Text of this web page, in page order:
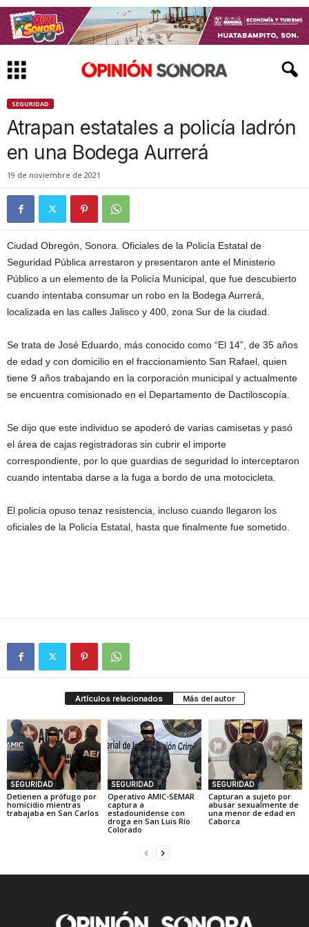
SEGURIDAD
Atrapan estatales a policía ladrón
en una Bodega Aurrerá
19 de noviembre de 2021
Ciudad Obregón, Sonora. Oficiales de la Policía Estatal de
Seguridad Pública arrestaron y presentaron ante el Ministerio
Público a un elemento de la Policía Municipal, que fue descubierto
cuando intentaba consumar un robo en la Bodega Aurrerá,
localizada en las calles Jalisco y 400, zona Sur de la ciudad.
Se trata de José Eduardo, más conocido como “El 14”, de 35 años
de edad y con domicilio en el fraccionamiento San Rafael, quien
tiene 9 años trabajando en la corporación municipal y actualmente
se encuentra comisionado en el Departamento de Dactiloscopía.
Se dijo que este individuo se apoderó de varias camisetas y pasó
el área de cajas registradoras sin cubrir el importe
correspondiente, por lo que guardias de seguridad lo interceptaron
cuando intentaba darse a la fuga a bordo de una motocicleta.
El policía opuso tenaz resistencia, incluso cuando llegaron los
oficiales de la Policía Estatal, hasta que finalmente fue sometido.
Artículos relacionados Más del autor
SEGURIDAD
Detienen a prófugo por
homicidio mientras
trabajaba en San Carlos
SEGURIDAD
Operativo AMIC-SEMAR
captura a
estadounidense con
droga en San Luis Río
Colorado
SEGURIDAD
Capturan a sujeto por
abusar sexualmente de
una menor de edad en
Caborca